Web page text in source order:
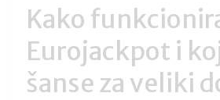
Kako
Eurojackpot i
šanse za veliki